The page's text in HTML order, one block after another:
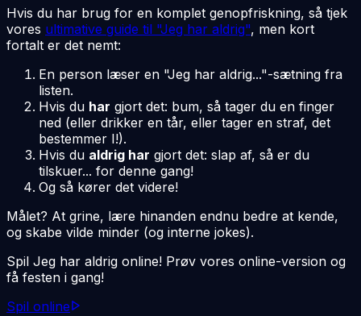
Hvis du har brug for en komplet genopfriskning, så tjek
vores ultimative guide til "Jeg har aldrig", men kort
fortalt er det nemt:
En person læser en "Jeg har aldrig..."-sætning fra
listen.
Hvis du har gjort det: bum, så tager du en finger
ned (eller drikker en tår, eller tager en straf, det
bestemmer I!).
Hvis du aldrig har gjort det: slap af, så er du
tilskuer... for denne gang!
Og så kører det videre!
Målet? At grine, lære hinanden endnu bedre at kende,
og skabe vilde minder (og interne jokes).
Spil Jeg har aldrig online! Prøv vores online-version og
få festen i gang!
Spil online